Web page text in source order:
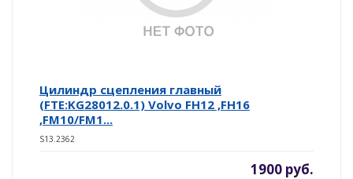
Цилиндр сцепления главный
(FTE:KG28012.0.1) Volvo FH12 ,FH16
,FM10/FM1...
S13.2362
1900 руб.